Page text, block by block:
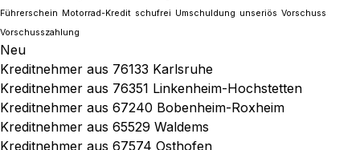
Führerschein Motorrad-Kredit schufrei Umschuldung unseriös Vorschuss
Vorschusszahlung
Neu
Kreditnehmer aus 76133 Karlsruhe
Kreditnehmer aus 76351 Linkenheim-Hochstetten
Kreditnehmer aus 67240 Bobenheim-Roxheim
Kreditnehmer aus 65529 Waldems
Kreditnehmer aus 67574 Osthofen